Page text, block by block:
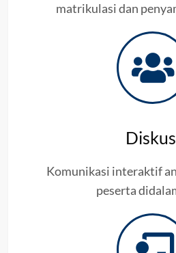
matrikulasi dan
Komunikasi interaktif
peserta